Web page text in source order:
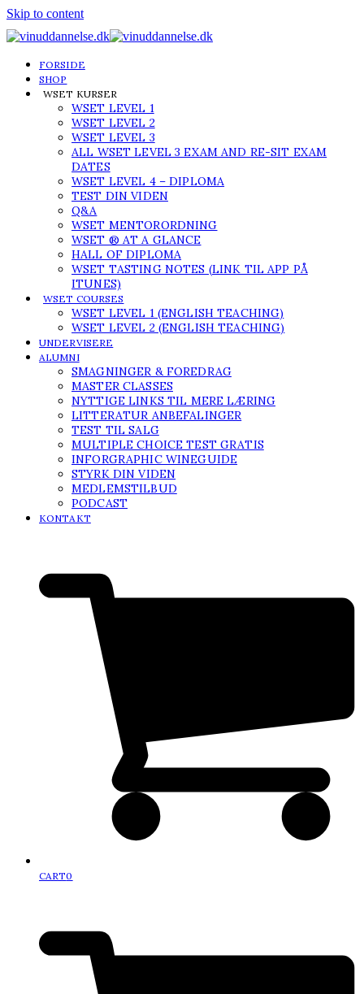
Skip to content
FORSIDE
SHOP
WSET KURSER
WSET LEVEL 1
WSET LEVEL 2
WSET LEVEL 3
ALL WSET LEVEL 3 EXAM AND RE-SIT EXAM
DATES
WSET LEVEL 4 – DIPLOMA
TEST DIN VIDEN
Q&A
WSET MENTORORDNING
WSET ® AT A GLANCE
HALL OF DIPLOMA
WSET TASTING NOTES (LINK TIL APP PÅ
ITUNES)
WSET COURSES
WSET LEVEL 1 (ENGLISH TEACHING)
WSET LEVEL 2 (ENGLISH TEACHING)
UNDERVISERE
ALUMNI
SMAGNINGER & FOREDRAG
MASTER CLASSES
NYTTIGE LINKS TIL MERE LÆRING
LITTERATUR ANBEFALINGER
TEST TIL SALG
MULTIPLE CHOICE TEST GRATIS
INFORGRAPHIC WINEGUIDE
STYRK DIN VIDEN
MEDLEMSTILBUD
PODCAST
KONTAKT
CART0